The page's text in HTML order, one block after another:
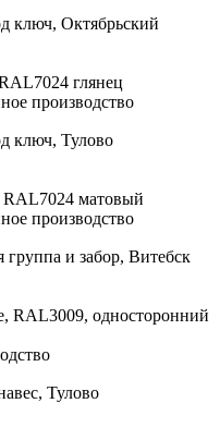
глянец
производство
матовый
производство
RAL3009, односторонний